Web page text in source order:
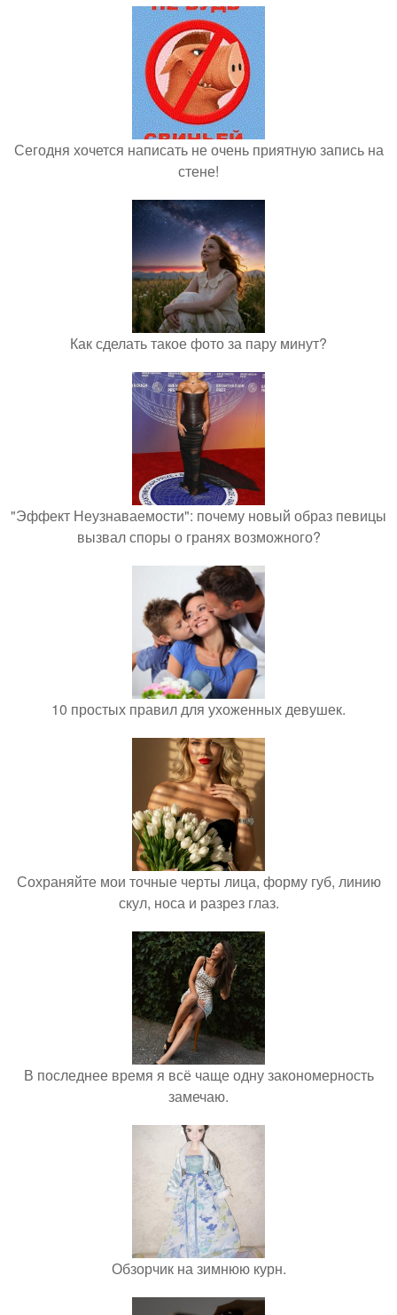
Сегодня хочется написать не очень приятную запись на
стене!
Как сделать такое фото за пару минут?
"Эффект Неузнаваемости": почему новый образ певицы
вызвал споры о гранях возможного?
10 простых правил для ухоженных девушек.
Сохраняйте мои точные черты лица, форму губ, линию
скул, носа и разрез глаз.
В последнее время я всё чаще одну закономерность
замечаю.
Обзорчик на зимнюю курн.